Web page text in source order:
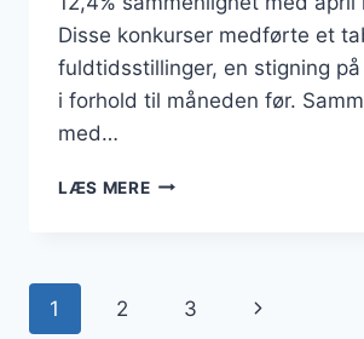
Disse konkurser medførte et
fuldtidsstillinger, en stigning på
i forhold til måneden før.
med…
LÆS MEREKONKURSBØLGE
HVER
Side
1 2 3 Næste